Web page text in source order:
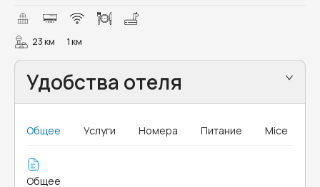
23 км 1 км
Удобства отеля
Общее Услуги Номера Питание Mice
Общее